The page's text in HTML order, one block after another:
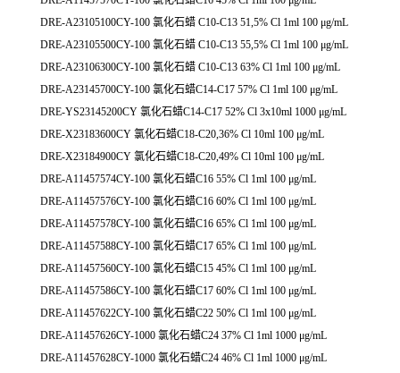
DRE-A23105100CY-100 氯化石蜡 C10-C13 51,5% Cl 1ml 100 μg/mL
DRE-A23105500CY-100 氯化石蜡 C10-C13 55,5% Cl 1ml 100 μg/mL
DRE-A23106300CY-100 氯化石蜡 C10-C13 63% Cl 1ml 100 μg/mL
DRE-A23145700CY-100 氯化石蜡C14-C17 57% Cl 1ml 100 μg/mL
DRE-YS23145200CY 氯化石蜡C14-C17 52% Cl 3x10ml 1000 μg/mL
DRE-X23183600CY 氯化石蜡C18-C20,36% Cl 10ml 100 μg/mL
DRE-X23184900CY 氯化石蜡C18-C20,49% Cl 10ml 100 μg/mL
DRE-A11457574CY-100 氯化石蜡C16 55% Cl 1ml 100 μg/mL
DRE-A11457576CY-100 氯化石蜡C16 60% Cl 1ml 100 μg/mL
DRE-A11457578CY-100 氯化石蜡C16 65% Cl 1ml 100 μg/mL
DRE-A11457588CY-100 氯化石蜡C17 65% Cl 1ml 100 μg/mL
DRE-A11457560CY-100 氯化石蜡C15 45% Cl 1ml 100 μg/mL
DRE-A11457586CY-100 氯化石蜡C17 60% Cl 1ml 100 μg/mL
DRE-A11457622CY-100 氯化石蜡C22 50% Cl 1ml 100 μg/mL
DRE-A11457626CY-1000 氯化石蜡C24 37% Cl 1ml 1000 μg/mL
DRE-A11457628CY-1000 氯化石蜡C24 46% Cl 1ml 1000 μg/mL